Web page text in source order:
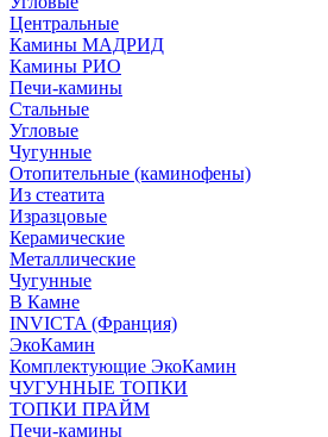
Центральные
Камины МАДРИД
Камины РИО
Печи-камины
Стальные
Угловые
Чугунные
Отопительные (каминофены)
Из стеатита
Изразцовые
Керамические
Металлические
Чугунные
В Камне
INVICTA (Франция)
ЭкоКамин
Комплектующие ЭкоКамин
ЧУГУННЫЕ ТОПКИ
ТОПКИ ПРАЙМ
Печи-камины